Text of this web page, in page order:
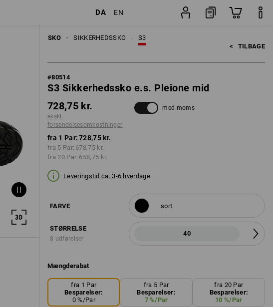
DA EN
SKO S3
SIKKERHEDSSKO
< TILBAGE
#80514
S3 Sikkerhedssko e.s. Pleione mid
728,75 kr.
ekskl.
forsendelsesomkostninger
med moms
fra 1 Par:728,75 kr.
fra 5 Par: 678,75 kr.
fra 20 Par: 658,75 kr.
Leveringstid ca. 3-6 hverdage
FARVE sort
STØRRELSE
8 udførelser
40
Mængderabat
fra 1 Par
Besparelser:
0 %/Par
fra 5 Par
Besparelser:
7%/Par
fra 20 Par
Besparelser:
10 %/Par